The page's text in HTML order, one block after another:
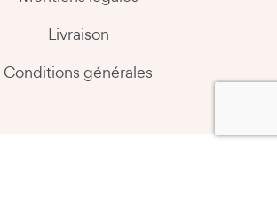
Livraison
Conditions générales